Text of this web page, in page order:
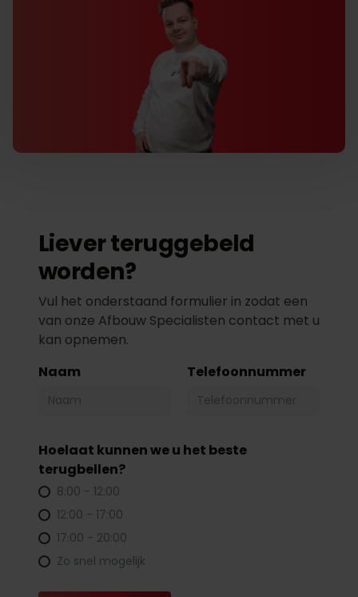
Liever teruggebeld
worden?
Vul het onderstaand formulier in zodat een
van onze Afbouw Specialisten contact met u
kan opnemen.
Naam
Telefoonnummer
Hoelaat kunnen we u het beste
terugbellen?
8:00 - 12:00
12:00 - 17:00
17:00 - 20:00
Zo snel mogelijk